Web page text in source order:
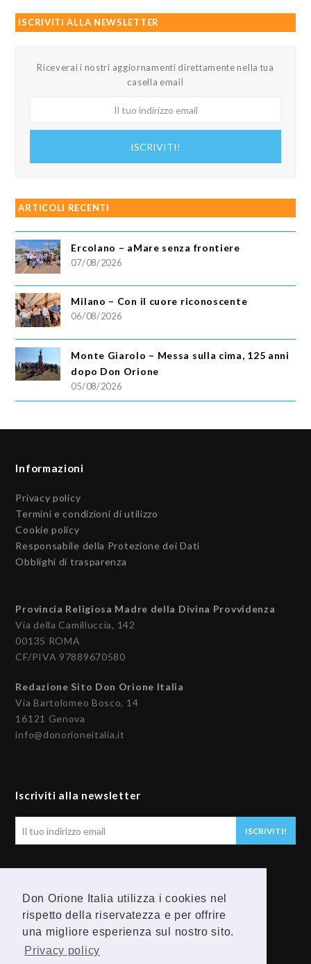
Don Orione Italia utilizza i cookies nel
rispetto della riservatezza e per offrire
una migliore esperienza sul nostro sito.
Privacy policy
ISCRIVITI ALLA NEWSLETTER
Riceverai i nostri aggiornamenti direttamente nella tua
casella email
ISCRIVITI!
ARTICOLI RECENTI
Ercolano – aMare senza frontiere
07/08/2026
Milano – Con il cuore riconoscente
06/08/2026
Monte Giarolo – Messa sulla cima, 125 anni
dopo Don Orione
05/08/2026
Informazioni
Privacy policy
Termini e condizioni di utilizzo
Cookie policy
Responsabile della Protezione dei Dati
Obblighi di trasparenza
Provincia Religiosa Madre della Divina Provvidenza
Via della Camilluccia, 142
00135 ROMA
CF/PIVA 97889670580
Redazione Sito Don Orione Italia
Via Bartolomeo Bosco, 14
16121 Genova
info@donorioneitalia.it
Iscriviti alla newsletter
ISCRIVITI!
F
Y
o